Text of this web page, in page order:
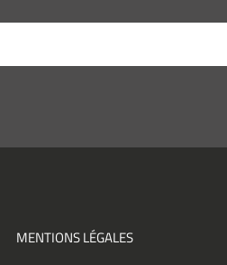
MENTIONS LÉGALES